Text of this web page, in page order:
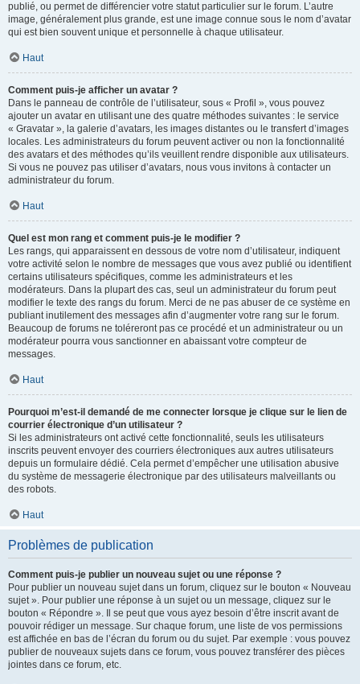
publié, ou permet de différencier votre statut particulier sur le forum. L’autre
image, généralement plus grande, est une image connue sous le nom d’avatar
qui est bien souvent unique et personnelle à chaque utilisateur.
Haut
Comment puis-je afficher un avatar ?
Dans le panneau de contrôle de l’utilisateur, sous « Profil », vous pouvez
ajouter un avatar en utilisant une des quatre méthodes suivantes : le service
« Gravatar », la galerie d’avatars, les images distantes ou le transfert d’images
locales. Les administrateurs du forum peuvent activer ou non la fonctionnalité
des avatars et des méthodes qu’ils veuillent rendre disponible aux utilisateurs.
Si vous ne pouvez pas utiliser d’avatars, nous vous invitons à contacter un
administrateur du forum.
Haut
Quel est mon rang et comment puis-je le modifier ?
Les rangs, qui apparaissent en dessous de votre nom d’utilisateur, indiquent
votre activité selon le nombre de messages que vous avez publié ou identifient
certains utilisateurs spécifiques, comme les administrateurs et les
modérateurs. Dans la plupart des cas, seul un administrateur du forum peut
modifier le texte des rangs du forum. Merci de ne pas abuser de ce système en
publiant inutilement des messages afin d’augmenter votre rang sur le forum.
Beaucoup de forums ne toléreront pas ce procédé et un administrateur ou un
modérateur pourra vous sanctionner en abaissant votre compteur de
messages.
Haut
Pourquoi m’est-il demandé de me connecter lorsque je clique sur le lien de
courrier électronique d’un utilisateur ?
Si les administrateurs ont activé cette fonctionnalité, seuls les utilisateurs
inscrits peuvent envoyer des courriers électroniques aux autres utilisateurs
depuis un formulaire dédié. Cela permet d’empêcher une utilisation abusive
du système de messagerie électronique par des utilisateurs malveillants ou
des robots.
Haut
Problèmes de publication
Comment puis-je publier un nouveau sujet ou une réponse ?
Pour publier un nouveau sujet dans un forum, cliquez sur le bouton « Nouveau
sujet ». Pour publier une réponse à un sujet ou un message, cliquez sur le
bouton « Répondre ». Il se peut que vous ayez besoin d’être inscrit avant de
pouvoir rédiger un message. Sur chaque forum, une liste de vos permissions
est affichée en bas de l’écran du forum ou du sujet. Par exemple : vous pouvez
publier de nouveaux sujets dans ce forum, vous pouvez transférer des pièces
jointes dans ce forum, etc.